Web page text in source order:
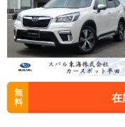
無
料
在